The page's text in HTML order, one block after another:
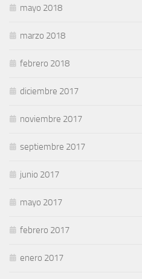
mayo 2018
marzo 2018
febrero 2018
diciembre 2017
noviembre 2017
septiembre 2017
junio 2017
mayo 2017
febrero 2017
enero 2017